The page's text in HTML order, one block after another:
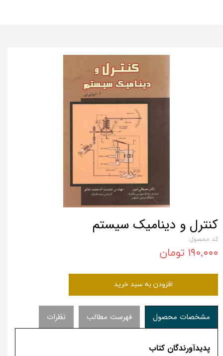
کنترل و دینامیک سیستم
کد محصول:
۱۹۰,۰۰۰ تومان
افزودن به سبد خرید
مشخصات محصول فهرست مطالب نظرات
پدیدآورندگان کتاب